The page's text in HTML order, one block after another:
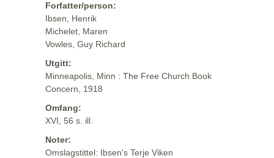
Forfatter/person:
Ibsen, Henrik
Michelet, Maren
Vowles, Guy Richard
Utgitt:
Minneapolis, Minn : The Free Church Book
Concern, 1918
Omfang:
XVI, 56 s. ill.
Noter:
Omslagstittel: Ibsen's Terje Viken